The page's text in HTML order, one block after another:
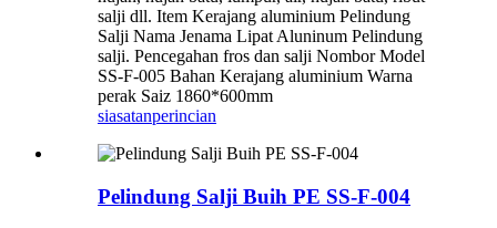
salji dll. Item Kerajang aluminium Pelindung
Salji Nama Jenama Lipat Aluninum Pelindung
salji. Pencegahan fros dan salji Nombor Model
SS-F-005 Bahan Kerajang aluminium Warna
perak Saiz 1860*600mm
siasatanperincian
Pelindung Salji Buih PE SS-F-004